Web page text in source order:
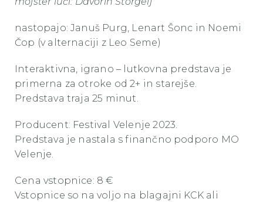
nastopajo: Januš Purg, Lenart Šonc in Noemi
Čop (v alternaciji z Leo Seme)
Interaktivna, igrano – lutkovna predstava je
primerna za otroke od 2+ in starejše.
Predstava traja 25 minut.
Producent: Festival Velenje 2023.
Predstava je nastala s finančno podporo MO
Velenje.
Cena vstopnice: 8 €
Vstopnice so na voljo na blagajni KCK ali